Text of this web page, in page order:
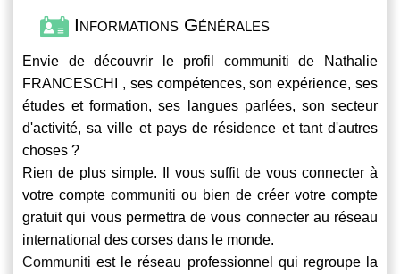
Informations Générales
Envie de découvrir le profil communiti de Nathalie
FRANCESCHI , ses compétences, son expérience, ses
études et formation, ses langues parlées, son secteur
d'activité, sa ville et pays de résidence et tant d'autres
choses ?
Rien de plus simple. Il vous suffit de vous connecter à
votre compte communiti ou bien de créer votre compte
gratuit qui vous permettra de vous connecter au réseau
international des corses dans le monde.
Communiti est le réseau professionnel qui regroupe la